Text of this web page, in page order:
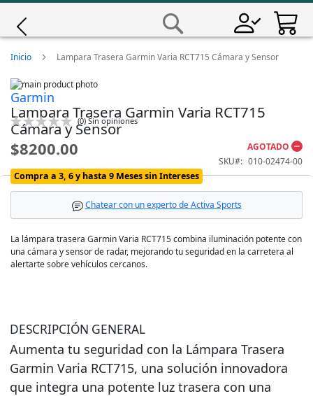
Saltar
Contenido
Inicio Lampara Trasera Garmin Varia RCT715 Cámara y Sensor
Skip
to
the
end
of
the
images
gallery
Skip
to
the
beginning
of
the
images
gallery
Garmin
Lampara Trasera Garmin Varia RCT715
Cámara y Sensor
Calificación:
0% of100
(0)Sin opiniones
$8200.00
AGOTADO
SKU
010-02474-00
Compra a 3, 6 y hasta 9 Meses sin Intereses
Chatear con un experto de Activa Sports
La lámpara trasera Garmin Varia RCT715 combina iluminación potente con
una cámara y sensor de radar, mejorando tu seguridad en la carretera al
alertarte sobre vehículos cercanos.
DESCRIPCIÓN GENERAL
Aumenta tu seguridad con la Lámpara Trasera
Garmin Varia RCT715, una solución innovadora
que integra una potente luz trasera con una
Giro
Iscali
Magene
MET
Wahoo